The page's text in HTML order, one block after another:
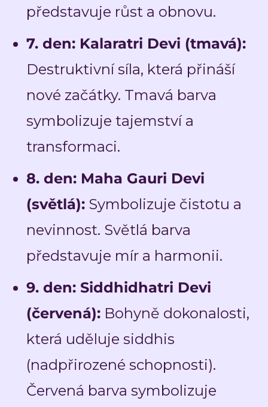
představuje růst a obnovu.
7. den: Kalaratri Devi (tmavá):
Destruktivní síla, která přináší
nové začátky. Tmavá barva
symbolizuje tajemství a
transformaci.
8. den: Maha Gauri Devi
(světlá): Symbolizuje čistotu a
nevinnost. Světlá barva
představuje mír a harmonii.
9. den: Siddhidhatri Devi
(červená): Bohyně dokonalosti,
která uděluje siddhis
(nadpřirozené schopnosti).
Červená barva symbolizuje